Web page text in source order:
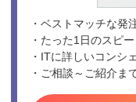
・ベストマッチな発
・たった1日のスピ
・ITに詳しいコンシ
・ご相談～ご紹介ま